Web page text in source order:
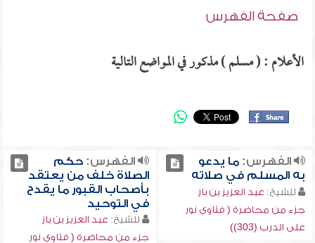
صفحة الفهرس
الأعلام : ( مسلم ) مذكور في المواضع التالية
الفهرس:ما يدعو
به المسلم في صلاته
للشيخ: عبد العزيز بن باز
جزء من محاضرة ( فتاوى نور
على الدرب (303))
الفهرس:حكم
الصلاة خلف من يعتقد
بأصحاب القبور ما يقدح
في التوحيد
للشيخ: عبد العزيز بن باز
جزء من محاضرة ( فتاوى نور